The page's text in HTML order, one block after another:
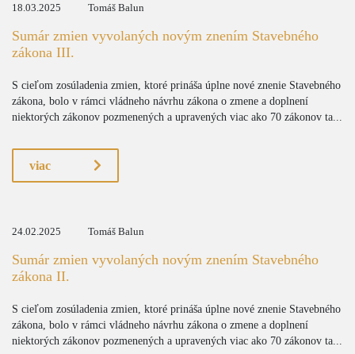
18.03.2025 Tomáš Balun
Sumár zmien vyvolaných novým znením Stavebného
zákona III.
S cieľom zosúladenia zmien, ktoré prináša úplne nové znenie Stavebného
zákona, bolo v rámci vládneho návrhu zákona o zmene a doplnení
niektorých zákonov pozmenených a upravených viac ako 70 zákonov ta...
viac
24.02.2025 Tomáš Balun
Sumár zmien vyvolaných novým znením Stavebného
zákona II.
S cieľom zosúladenia zmien, ktoré prináša úplne nové znenie Stavebného
zákona, bolo v rámci vládneho návrhu zákona o zmene a doplnení
niektorých zákonov pozmenených a upravených viac ako 70 zákonov ta...